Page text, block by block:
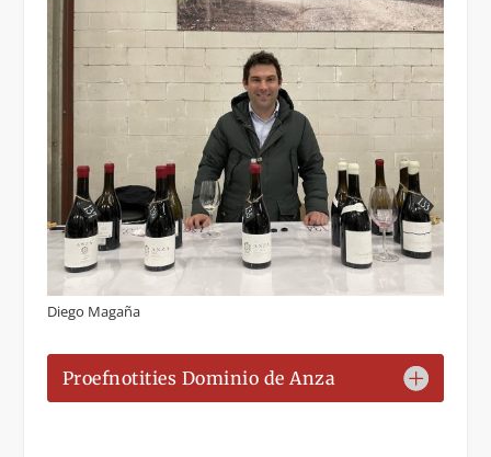
Diego Magaña
Proefnotities Dominio de Anza